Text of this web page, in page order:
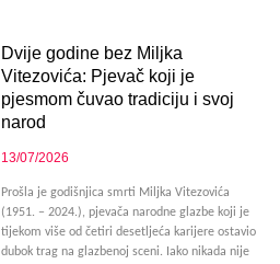
Dvije godine bez Miljka
Vitezovića: Pjevač koji je
pjesmom čuvao tradiciju i svoj
narod
13/07/2026
Prošla je godišnjica smrti Miljka Vitezovića
(1951. – 2024.), pjevača narodne glazbe koji je
tijekom više od četiri desetljeća karijere ostavio
dubok trag na glazbenoj sceni. Iako nikada nije